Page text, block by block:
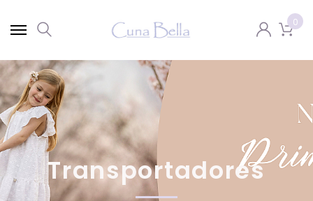
0
Transportadores